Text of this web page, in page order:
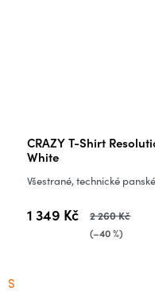
CRAZY T-Shirt
White
1 349 Kč 2 260 Kč
(–40 %)
Všestrané, technické
S